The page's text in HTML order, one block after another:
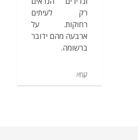
רק לעיתים
רחוקות. על
ארבעה מהם ידובר
ברשומה.
קרא עוד